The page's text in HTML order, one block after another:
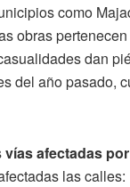
como
obras
dan
del año pasado,
vías afectadas
las calles: